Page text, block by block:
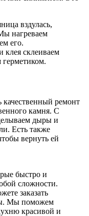
вздулась,
нагреваем
его.
клея склеиваем
ремонт
камня. С
дыры и
Есть также
вернуть ей
быстро и
сложности.
заказать
Мы поможем
красивой и